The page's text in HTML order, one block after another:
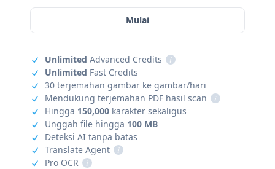
Mulai
Unlimited Advanced Credits
i
Unlimited Fast Credits
30 terjemahan gambar ke gambar/hari
Mendukung terjemahan PDF hasil scan
i
Hingga 150,000 karakter sekaligus
Unggah file hingga 100 MB
Deteksi AI tanpa batas
Translate Agent
i
Pro OCR
i